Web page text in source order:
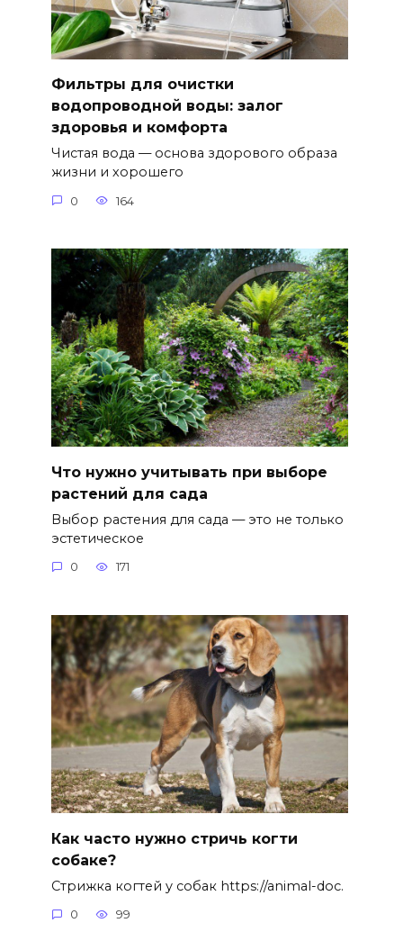
Фильтры для очистки
водопроводной воды: залог
здоровья и комфорта
Чистая вода — основа здорового образа
жизни и хорошего
0 164
Что нужно учитывать при выборе
растений для сада
Выбор растения для сада — это не только
эстетическое
0 171
Как часто нужно стричь когти
собаке?
Стрижка когтей у собак https://animal-doc.
0 99